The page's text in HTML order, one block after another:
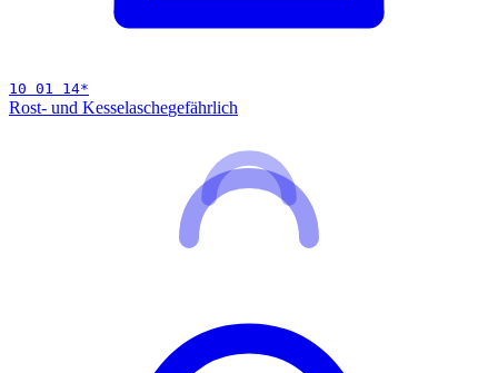
10 01 14*
Rost- und Kesselaschegefährlich